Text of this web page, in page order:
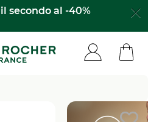
il secondo al -40%​